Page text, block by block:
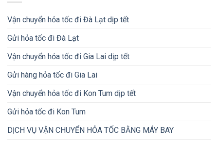
Vận chuyển hỏa tốc đi Đà Lạt dịp tết
Gửi hỏa tốc đi Đà Lạt
Vận chuyển hỏa tốc đi Gia Lai dịp tết
Gửi hàng hỏa tốc đi Gia Lai
Vận chuyển hỏa tốc đi Kon Tum dịp tết
Gửi hỏa tốc đi Kon Tum
DỊCH VỤ VẬN CHUYỂN HỎA TỐC BẰNG MÁY BAY